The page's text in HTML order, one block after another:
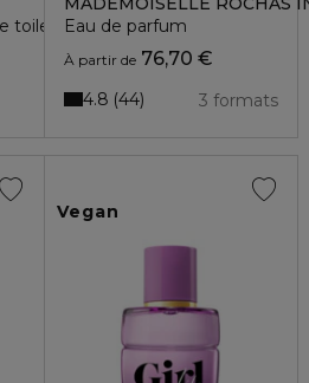
toiletteEau de parfum
À partir de76,70 €
3 formats
4.8 44
Vegan